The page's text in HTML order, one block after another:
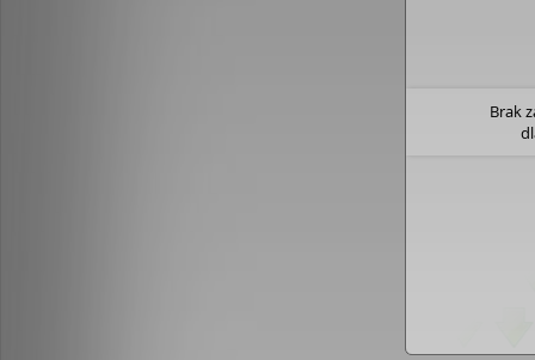
Brak